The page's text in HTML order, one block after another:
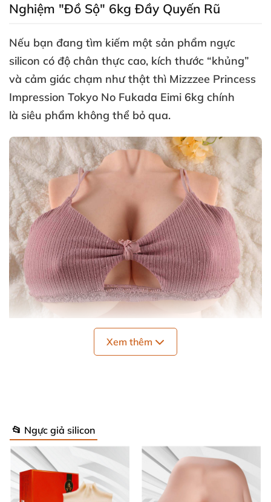
Nghiệm "Đồ Sộ" 6kg Đầy Quyến Rũ
Nếu bạn đang tìm kiếm một sản phẩm ngực
silicon có độ chân thực cao, kích thước “khủng”
và cảm giác chạm như thật thì Mizzzee Princess
Impression Tokyo No Fukada Eimi 6kg chính
là siêu phẩm không thể bỏ qua.
sản phẩm là sự kết hợp hoàn hảo giữa công nghệ
vật liệu tiên tiếnvà kỹ thuật chế tác đỉnh cao
hiện chân thực cảm giác
và hình dángcủa vòng một
gợi cảm, đầy đặn như thật
. Đây là món đồ hóa trang
lý tưởng dành chocosplayer , người biểu diễn
, người
Xem thêm
📂 Ngực giả silicon